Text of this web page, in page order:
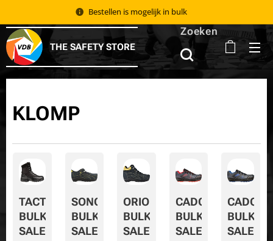
Bestellen is mogelijk in bulk 📦
THE SAFETY STORE
Zoeken
KLOMP
TACTIC
BULK
SALE
SONORA
BULK
SALE
ORION
BULK
SALE
CADOR
BULK
SALE
CADOR-
BULK-
SALE